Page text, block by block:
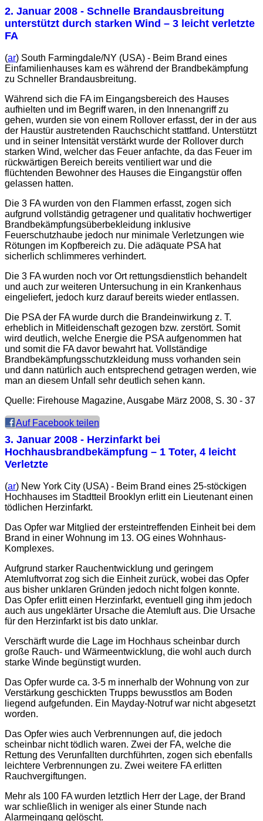
2. Januar 2008 - Schnelle Brandausbreitung
unterstützt durch starken Wind – 3 leicht verletzte
FA
(ar) South Farmingdale/NY (USA) - Beim Brand eines
Einfamilienhauses kam es während der Brandbekämpfung
zu Schneller Brandausbreitung.
Während sich die FA im Eingangsbereich des Hauses
aufhielten und im Begriff waren, in den Innenangriff zu
gehen, wurden sie von einem Rollover erfasst, der in der aus
der Haustür austretenden Rauchschicht stattfand. Unterstützt
und in seiner Intensität verstärkt wurde der Rollover durch
starken Wind, welcher das Feuer anfachte, da das Feuer im
rückwärtigen Bereich bereits ventiliert war und die
flüchtenden Bewohner des Hauses die Eingangstür offen
gelassen hatten.
Die 3 FA wurden von den Flammen erfasst, zogen sich
aufgrund vollständig getragener und qualitativ hochwertiger
Brandbekämpfungsüberbekleidung inklusive
Feuerschutzhaube jedoch nur minimale Verletzungen wie
Rötungen im Kopfbereich zu. Die adäquate PSA hat
sicherlich schlimmeres verhindert.
Die 3 FA wurden noch vor Ort rettungsdienstlich behandelt
und auch zur weiteren Untersuchung in ein Krankenhaus
eingeliefert, jedoch kurz darauf bereits wieder entlassen.
Die PSA der FA wurde durch die Brandeinwirkung z. T.
erheblich in Mitleidenschaft gezogen bzw. zerstört. Somit
wird deutlich, welche Energie die PSA aufgenommen hat
und somit die FA davor bewahrt hat. Vollständige
Brandbekämpfungsschutzkleidung muss vorhanden sein
und dann natürlich auch entsprechend getragen werden, wie
man an diesem Unfall sehr deutlich sehen kann.
Quelle: Firehouse Magazine, Ausgabe März 2008, S. 30 - 37
Auf Facebook teilen
3. Januar 2008 - Herzinfarkt bei
Hochhausbrandbekämpfung – 1 Toter, 4 leicht
Verletzte
(ar) New York City (USA) - Beim Brand eines 25-stöckigen
Hochhauses im Stadtteil Brooklyn erlitt ein Lieutenant einen
tödlichen Herzinfarkt.
Das Opfer war Mitglied der ersteintreffenden Einheit bei dem
Brand in einer Wohnung im 13. OG eines Wohnhaus-
Komplexes.
Aufgrund starker Rauchentwicklung und geringem
Atemluftvorrat zog sich die Einheit zurück, wobei das Opfer
aus bisher unklaren Gründen jedoch nicht folgen konnte.
Das Opfer erlitt einen Herzinfarkt, eventuell ging ihm jedoch
auch aus ungeklärter Ursache die Atemluft aus. Die Ursache
für den Herzinfarkt ist bis dato unklar.
Verschärft wurde die Lage im Hochhaus scheinbar durch
große Rauch- und Wärmeentwicklung, die wohl auch durch
starke Winde begünstigt wurden.
Das Opfer wurde ca. 3-5 m innerhalb der Wohnung von zur
Verstärkung geschickten Trupps bewusstlos am Boden
liegend aufgefunden. Ein Mayday-Notruf war nicht abgesetzt
worden.
Das Opfer wies auch Verbrennungen auf, die jedoch
scheinbar nicht tödlich waren. Zwei der FA, welche die
Rettung des Verunfallten durchführten, zogen sich ebenfalls
leichtere Verbrennungen zu. Zwei weitere FA erlitten
Rauchvergiftungen.
Mehr als 100 FA wurden letztlich Herr der Lage, der Brand
war schließlich in weniger als einer Stunde nach
Alarmeingang gelöscht.